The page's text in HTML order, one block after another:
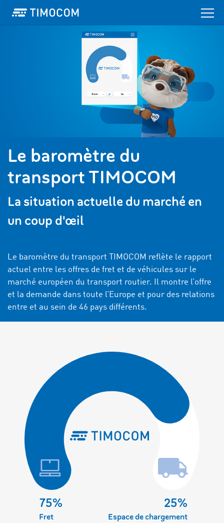
Le baromètre du
transport TIMOCOM
La situation actuelle du marché en
un coup d'œil
Le baromètre du transport TIMOCOM reflète le rapport
actuel entre les offres de fret et de véhicules sur le
marché européen du transport routier. Il montre l’offre
et la demande dans toute l’Europe et pour des relations
entre et au sein de 46 pays différents.